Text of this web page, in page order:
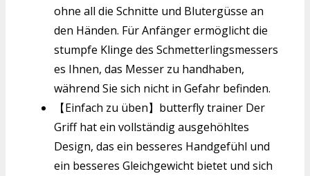
ohne all die Schnitte und Blutergüsse an
den Händen. Für Anfänger ermöglicht die
stumpfe Klinge des Schmetterlingsmessers
es Ihnen, das Messer zu handhaben,
während Sie sich nicht in Gefahr befinden.
【Einfach zu üben】butterfly trainer Der
Griff hat ein vollständig ausgehöhltes
Design, das ein besseres Handgefühl und
ein besseres Gleichgewicht bietet und sich